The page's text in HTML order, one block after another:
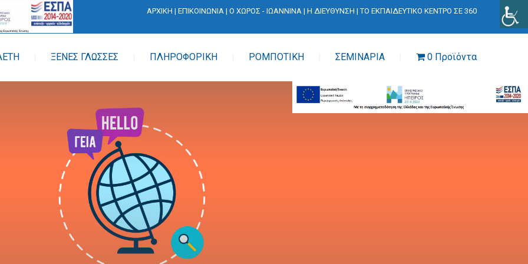
ΑΡΧΙΚΗ | ΕΠΙΚΟΙΝΩΝΙΑ | Ο ΧΩΡΟΣ - ΙΩΑΝΝΙΝΑ | Η ΔΙΕΥΘΥΝΣΗ |ΤΟ ΕΚΠΑΙΔΕΥΤΙΚΟ ΚΕΝΤΡΟ ΣΕ 360
ΞΕΝΕΣ ΓΛΩΣΣΕΣ ΠΛΗΡΟΦΟΡΙΚΗ ΡΟΜΠΟΤΙΚΗ ΣΕΜΙΝΑΡΙΑ 0 Προϊόντα